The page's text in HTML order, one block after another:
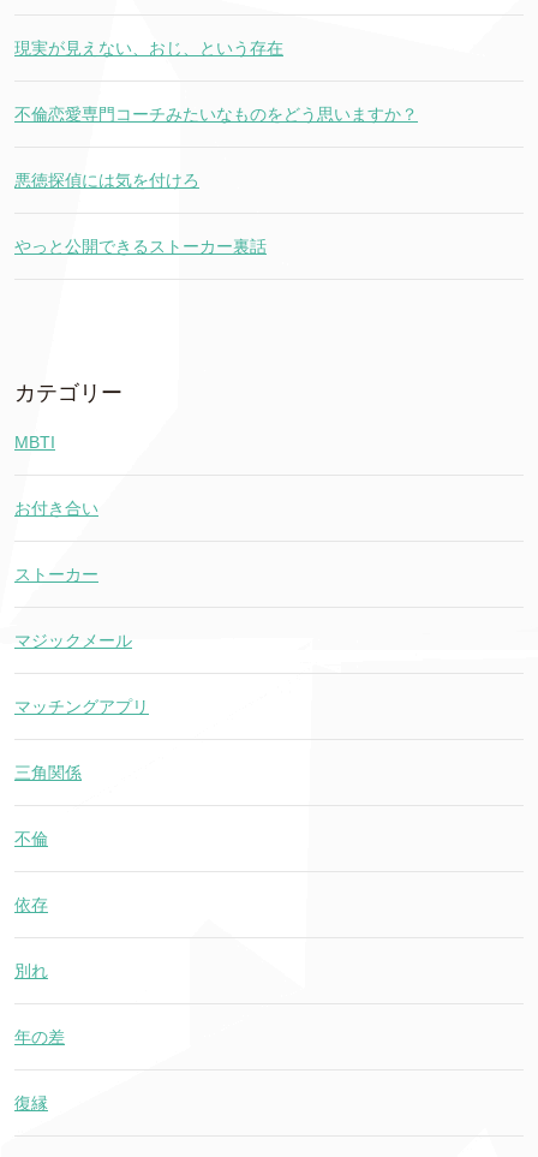
現実が見えない、おじ、という存在
不倫恋愛専門コーチみたいなものをどう思いますか？
悪徳探偵には気を付けろ
やっと公開できるストーカー裏話
カテゴリー
MBTI
お付き合い
ストーカー
マジックメール
マッチングアプリ
三角関係
不倫
依存
別れ
年の差
復縁